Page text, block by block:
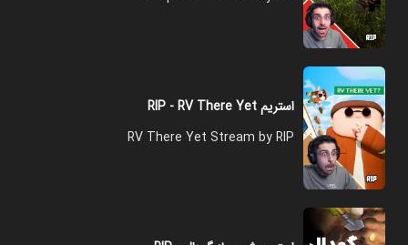
استریم RIP - RV There Yet
RV There Yet Stream by RIP